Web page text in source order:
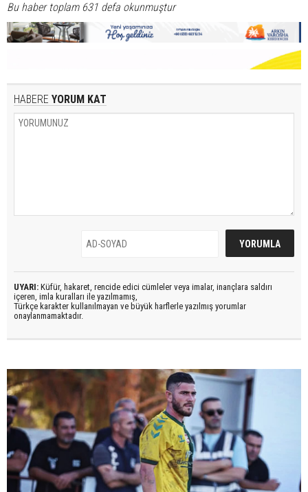
Bu haber toplam 631 defa okunmuştur
HABERE YORUM KAT
UYARI: Küfür, hakaret, rencide edici cümleler veya imalar, inançlara saldırı
içeren, imla kuralları ile yazılmamış,
Türkçe karakter kullanılmayan ve büyük harflerle yazılmış yorumlar
onaylanmamaktadır.